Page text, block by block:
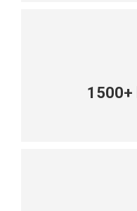
1500+